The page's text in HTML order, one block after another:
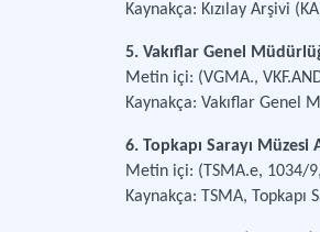
Kaynakça: Kızılay Arşivi
5. Vakıflar Genel
Metin içi: (VGMA.,
Kaynakça: Vakıflar Genel
6. Topkapı Sarayı Müzesi
Metin içi: (TSMA.e, 1034/
Kaynakça: TSMA, Topkapı